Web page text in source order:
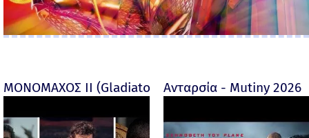
ΜΟΝΟΜΑΧΟΣ ΙΙ (Gladiator II) -Ανταρσία - Mutiny 2026